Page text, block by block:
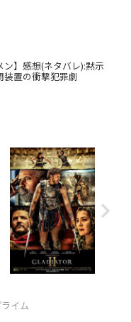
ン】感想(ネタバレ):黙示
装置の衝撃犯罪劇
イム